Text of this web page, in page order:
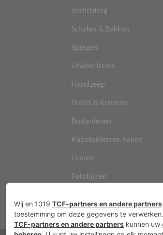
Verlichting
Schalen & Bakken
Spiegels
Unieke Items
Handzeep
Plaids & Kussens
Buitenleven
Kapstokken en haken
Linnen
Fotolijsten